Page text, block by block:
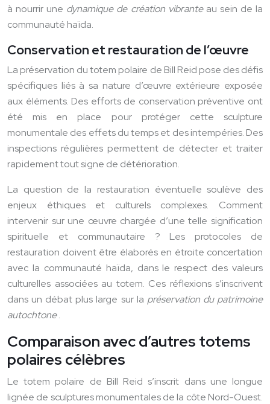
à nourrir une dynamique de création vibrante au sein de la
communauté haïda.
Conservation et restauration de l’œuvre
La préservation du totem polaire de Bill Reid pose des défis
spécifiques liés à sa nature d’œuvre extérieure exposée
aux éléments. Des efforts de conservation préventive ont
été mis en place pour protéger cette sculpture
monumentale des effets du temps et des intempéries. Des
inspections régulières permettent de détecter et traiter
rapidement tout signe de détérioration.
La question de la restauration éventuelle soulève des
enjeux éthiques et culturels complexes. Comment
intervenir sur une œuvre chargée d’une telle signification
spirituelle et communautaire ? Les protocoles de
restauration doivent être élaborés en étroite concertation
avec la communauté haïda, dans le respect des valeurs
culturelles associées au totem. Ces réflexions s’inscrivent
dans un débat plus large sur la préservation du patrimoine
autochtone.
Comparaison avec d’autres totems
polaires célèbres
Le totem polaire de Bill Reid s’inscrit dans une longue
lignée de sculptures monumentales de la côte Nord-Ouest.